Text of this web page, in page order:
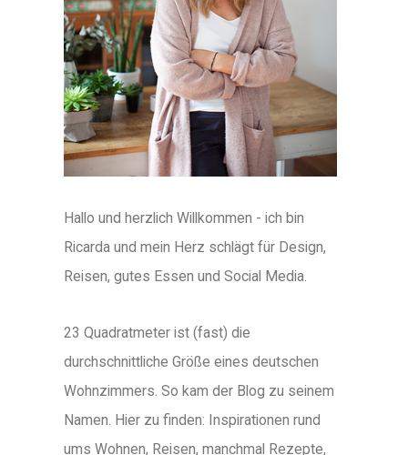
Hallo und herzlich Willkommen - ich bin
Ricarda und mein Herz schlägt für Design,
Reisen, gutes Essen und Social Media.
23 Quadratmeter ist (fast) die
durchschnittliche Größe eines deutschen
Wohnzimmers. So kam der Blog zu seinem
Namen. Hier zu finden: Inspirationen rund
ums Wohnen, Reisen, manchmal Rezepte,